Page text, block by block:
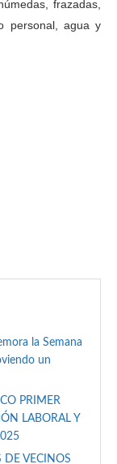
frazadas,
personal, agua y
la Semana
un
PRIMER
LABORAL Y
VECINOS